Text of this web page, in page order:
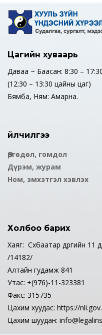
Цагийн хуваарь
Даваа ~ Баасан: 8:30 –
(12:30 – 13:30 цайны цаг)
Бямба, Ням: Амарна.
Үйлчилгээ
Өргөдөл, гомдол
Дүрэм, журам
Ном, эмхэтгэл хэвлэх
Холбоо барих
Хаяг: Сүхбаатар дүүргийн
/14182/
Алтайн гудамж 841
Утас: +(976)-11-323381
Факс: 315735
Цахим хуудас: https://
Цахим шуудан: